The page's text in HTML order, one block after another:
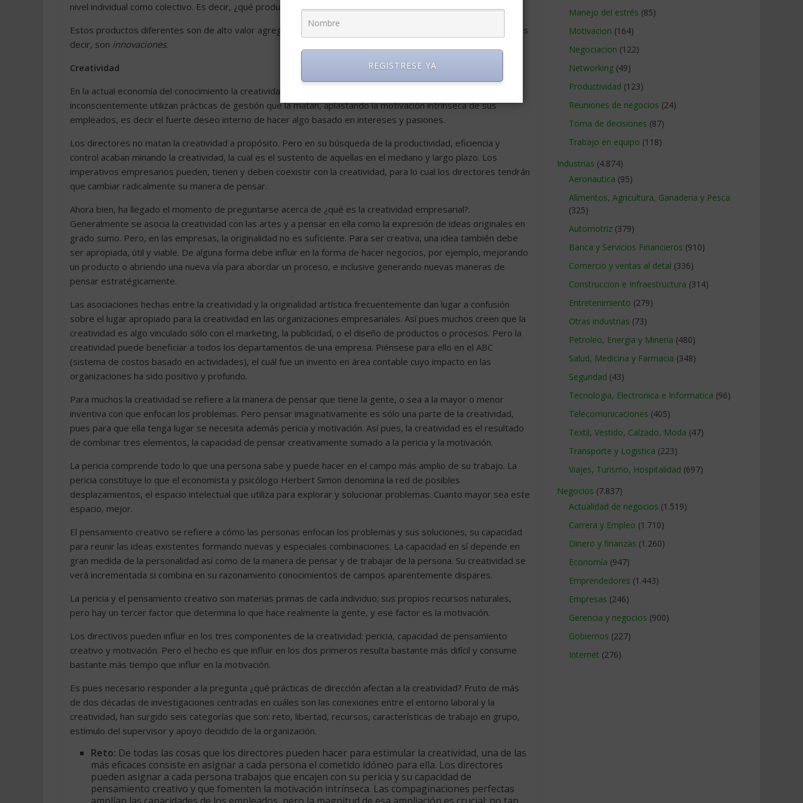
nivel individual como colectivo. Es decir, ¿qué producto puedo ofrecer yo?, ¿y mi empresa?, ¿y nuestro país?.
Estos productos diferentes son de alto valor agregado y lo que agrega valor es el ingenio y el conocimiento. Es
decir, son innovaciones.
Creatividad
En la actual economía del conocimiento la creatividad es más importante que nunca. Pero muchas empresas
inconscientemente utilizan prácticas de gestión que la matan, aplastando la motivación intrínseca de sus
empleados, es decir el fuerte deseo interno de hacer algo basado en intereses y pasiones.
Los directores no matan la creatividad a propósito. Pero en su búsqueda de la productividad, eficiencia y
control acaban minando la creatividad, la cual es el sustento de aquellas en el mediano y largo plazo. Los
imperativos empresarios pueden, tienen y deben coexistir con la creatividad, para lo cual los directores tendrán
que cambiar radicalmente su manera de pensar.
Ahora bien, ha llegado el momento de preguntarse acerca de ¿qué es la creatividad empresarial?.
Generalmente se asocia la creatividad con las artes y a pensar en ella como la expresión de ideas originales en
grado sumo. Pero, en las empresas, la originalidad no es suficiente. Para ser creativa, una idea también debe
ser apropiada, útil y viable. De alguna forma debe influir en la forma de hacer negocios, por ejemplo, mejorando
un producto o abriendo una nueva vía para abordar un proceso, e inclusive generando nuevas maneras de
pensar estratégicamente.
Las asociaciones hechas entre la creatividad y la originalidad artística frecuentemente dan lugar a confusión
sobre el lugar apropiado para la creatividad en las organizaciones empresariales. Así pues muchos creen que la
creatividad es algo vinculado sólo con el marketing, la publicidad, o el diseño de productos o procesos. Pero la
creatividad puede beneficiar a todos los departamentos de una empresa. Piénsese para ello en el ABC
(sistema de costos basado en actividades), el cuál fue un invento en área contable cuyo impacto en las
organizaciones ha sido positivo y profundo.
Para muchos la creatividad se refiere a la manera de pensar que tiene la gente, o sea a la mayor o menor
inventiva con que enfocan los problemas. Pero pensar imaginativamente es sólo una parte de la creatividad,
pues para que ella tenga lugar se necesita además pericia y motivación. Así pues, la creatividad es el resultado
de combinar tres elementos, la capacidad de pensar creativamente sumado a la pericia y la motivación.
La pericia comprende todo lo que una persona sabe y puede hacer en el campo más amplio de su trabajo. La
pericia constituye lo que el economista y psicólogo Herbert Simon denomina la red de posibles
desplazamientos, el espacio intelectual que utiliza para explorar y solucionar problemas. Cuanto mayor sea este
espacio, mejor.
El pensamiento creativo se refiere a cómo las personas enfocan los problemas y sus soluciones, su capacidad
para reunir las ideas existentes formando nuevas y especiales combinaciones. La capacidad en sí depende en
gran medida de la personalidad así como de la manera de pensar y de trabajar de la persona. Su creatividad se
verá incrementada si combina en su razonamiento conocimientos de campos aparentemente dispares.
La pericia y el pensamiento creativo son materias primas de cada individuo; sus propios recursos naturales,
pero hay un tercer factor que determina lo que hace realmente la gente, y ese factor es la motivación.
Los directivos pueden influir en los tres componentes de la creatividad: pericia, capacidad de pensamiento
creativo y motivación. Pero el hecho es que influir en los dos primeros resulta bastante más difícil y consume
bastante más tiempo que influir en la motivación.
Es pues necesario responder a la pregunta ¿qué prácticas de dirección afectan a la creatividad? Fruto de más
de dos décadas de investigaciones centradas en cuáles son las conexiones entre el entorno laboral y la
creatividad, han surgido seis categorías que son: reto, libertad, recursos, características de trabajo en grupo,
estímulo del supervisor y apoyo decidido de la organización.
Reto: De todas las cosas que los directores pueden hacer para estimular la creatividad, una de las
más eficaces consiste en asignar a cada persona el cometido idóneo para ella. Los directores
pueden asignar a cada persona trabajos que encajen con su pericia y su capacidad de
pensamiento creativo y que fomenten la motivación intrínseca. Las compaginaciones perfectas
Manejo del estrés (85)
Motivacion (164)
Negociacion (122)
Networking (49)
Productividad (123)
Reuniones de negocios (24)
Toma de decisiones (87)
Trabajo en equipo (118)
Industrias (4.874)
Aeronautica (95)
Alimentos, Agricultura, Ganaderia y Pesca
(325)
Automotriz (379)
Banca y Servicios Financieros (910)
Comercio y ventas al detal (336)
Construccion e Infraestructura (314)
Entretenimiento (279)
Otras industrias (73)
Petroleo, Energia y Mineria (480)
Salud, Medicina y Farmacia (348)
Seguridad (43)
Tecnologia, Electronica e Informatica (96)
Telecomunicaciones (405)
Textil, Vestido, Calzado, Moda (47)
Transporte y Logistica (223)
Viajes, Turismo, Hospitalidad (697)
Negocios (7.837)
Actualidad de negocios (1.519)
Carrera y Empleo (1.710)
Dinero y finanzas (1.260)
Economía (947)
Emprendedores (1.443)
Empresas (246)
Gerencia y negocios (900)
Gobiernos (227)
Internet (276)
REGISTRESE YA